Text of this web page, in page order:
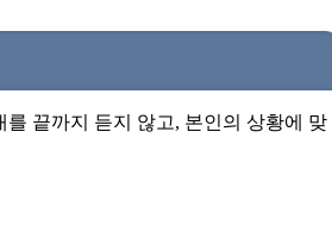
를 끝까지 듣지 않고, 본인의 상황에 맞